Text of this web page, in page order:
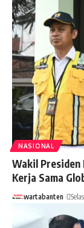
NASIONAL
Wakil Presiden
Kerja Sama
wartabanten